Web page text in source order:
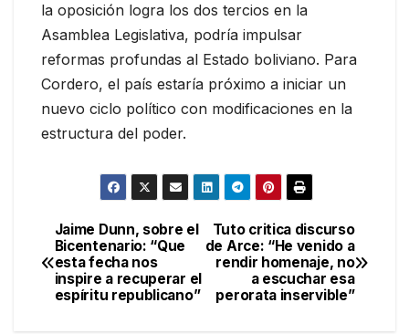
la oposición logra los dos tercios en la
Asamblea Legislativa, podría impulsar
reformas profundas al Estado boliviano. Para
Cordero, el país estaría próximo a iniciar un
nuevo ciclo político con modificaciones en la
estructura del poder.
Navegación
de
entradas
Tuto critica discurso
de Arce: “He venido a
rendir homenaje, no
a escuchar esa
perorata inservible”
Jaime Dunn, sobre el
Bicentenario: “Que
esta fecha nos
inspire a recuperar el
espíritu republicano”